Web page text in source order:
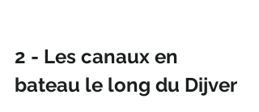
2 - Les canaux en
bateau le long du Dijver